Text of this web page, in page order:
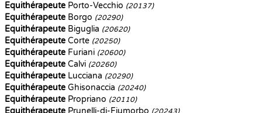
Equithérapeute Porto-Vecchio (20137)
Equithérapeute Borgo (20290)
Equithérapeute Biguglia (20620)
Equithérapeute Corte (20250)
Equithérapeute Furiani (20600)
Equithérapeute Calvi (20260)
Equithérapeute Lucciana (20290)
Equithérapeute Ghisonaccia (20240)
Equithérapeute Propriano (20110)
Equithérapeute Prunelli-di-Fiumorbo (20243)